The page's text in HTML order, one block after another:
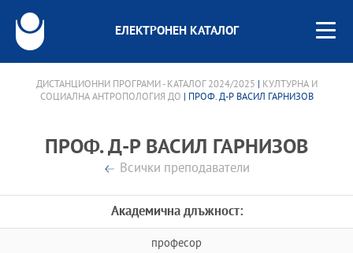
ЕЛЕКТРОНЕН КАТАЛОГ
ДИСТАНЦИОННИ ПРОГРАМИ - КАТАЛОГ 2024/2025
КУЛТУРНА И
СОЦИАЛНА АНТРОПОЛОГИЯ ДО | ПРОФ. Д-Р ВАСИЛ ГАРНИЗОВ
ПРОФ. Д-Р ВАСИЛ ГАРНИЗОВ
Всички преподаватели
Академична длъжност:
професор